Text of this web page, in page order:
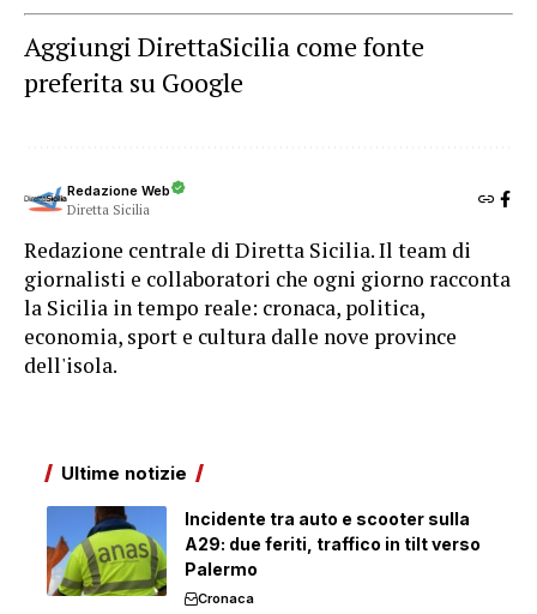
Aggiungi DirettaSicilia come fonte
preferita su Google
Redazione Web
Diretta Sicilia
Redazione centrale di Diretta Sicilia. Il team di
giornalisti e collaboratori che ogni giorno racconta
la Sicilia in tempo reale: cronaca, politica,
economia, sport e cultura dalle nove province
dell'isola.
Ultime notizie
Incidente tra auto e scooter sulla
A29: due feriti, traffico in tilt verso
Palermo
Cronaca